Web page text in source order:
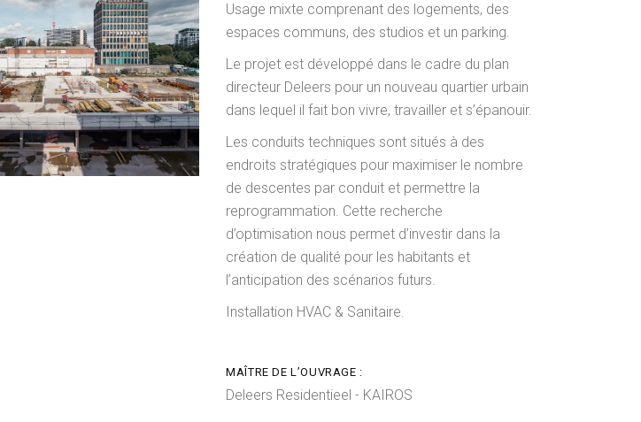
Usage mixte comprenant des logements, des
espaces communs, des studios et un parking.
Le projet est développé dans le cadre du plan
directeur Deleers pour un nouveau quartier urbain
dans lequel il fait bon vivre, travailler et s’épanouir.
Les conduits techniques sont situés à des
endroits stratégiques pour maximiser le nombre
de descentes par conduit et permettre la
reprogrammation. Cette recherche
d’optimisation nous permet d’investir dans la
création de qualité pour les habitants et
l’anticipation des scénarios futurs.
Installation HVAC & Sanitaire.
MAÎTRE DE L’OUVRAGE :
Deleers Residentieel - KAIROS